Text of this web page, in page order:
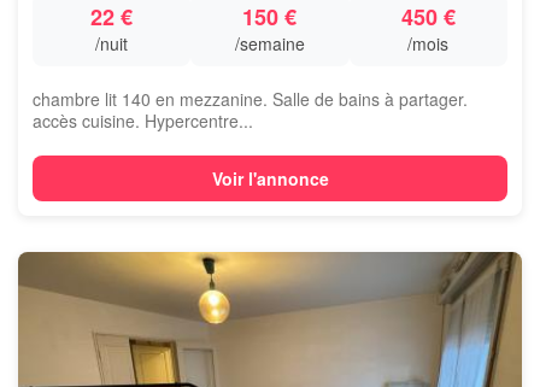
22 €
/nuit
150 €
/semaine
450 €
/mois
chambre lit 140 en mezzanine. Salle de bains à partager.
accès cuisine. Hypercentre...
Voir l'annonce